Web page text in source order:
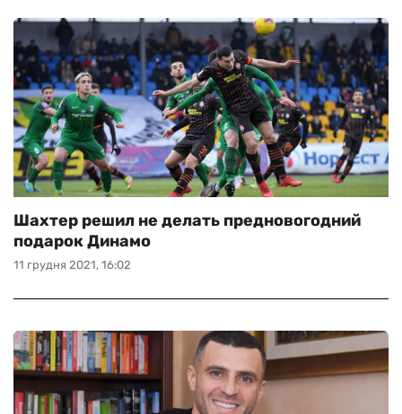
11 грудня 2021, 16:02
Шахтер решил не делать предновогодний
подарок Динамо